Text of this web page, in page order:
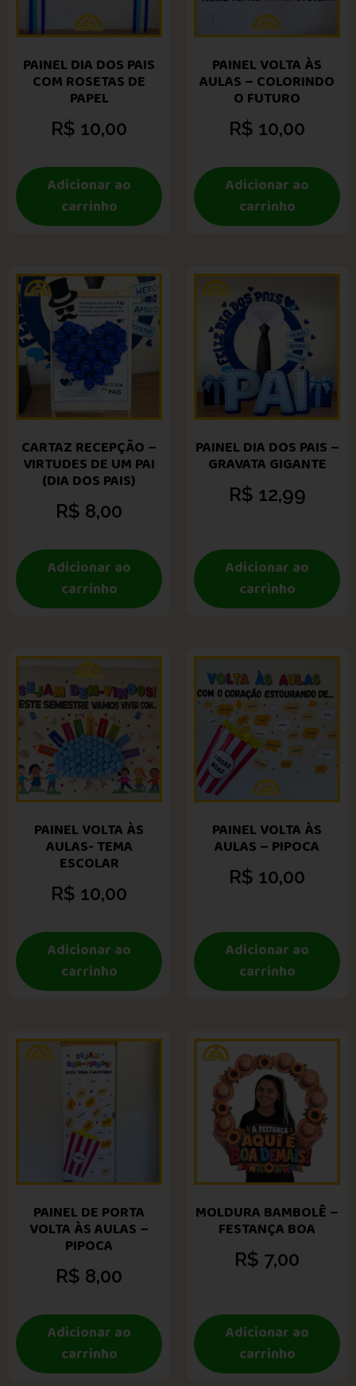
PAINEL DIA DOS PAIS
COM ROSETAS DE
PAPEL
R$ 10,00
Adicionar ao
carrinho
PAINEL VOLTA ÀS
AULAS – COLORINDO
O FUTURO
R$ 10,00
Adicionar ao
carrinho
CARTAZ RECEPÇÃO –
VIRTUDES DE UM PAI
(DIA DOS PAIS)
R$ 8,00
Adicionar ao
carrinho
PAINEL DIA DOS PAIS –
GRAVATA GIGANTE
R$ 12,99
Adicionar ao
carrinho
PAINEL VOLTA ÀS
AULAS- TEMA
ESCOLAR
R$ 10,00
Adicionar ao
carrinho
PAINEL VOLTA ÀS
AULAS – PIPOCA
R$ 10,00
Adicionar ao
carrinho
PAINEL DE PORTA
VOLTA ÀS AULAS –
PIPOCA
R$ 8,00
Adicionar ao
carrinho
MOLDURA BAMBOLÊ –
FESTANÇA BOA
R$ 7,00
Adicionar ao
carrinho